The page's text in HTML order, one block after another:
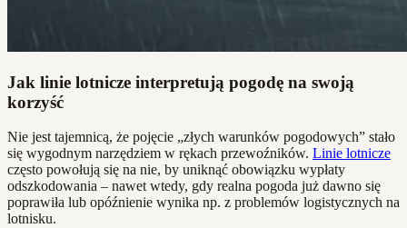
Jak linie lotnicze interpretują pogodę na swoją
korzyść
Nie jest tajemnicą, że pojęcie „złych warunków pogodowych” stało
się wygodnym narzędziem w rękach przewoźników. Linie lotnicze
często powołują się na nie, by uniknąć obowiązku wypłaty
odszkodowania – nawet wtedy, gdy realna pogoda już dawno się
poprawiła lub opóźnienie wynika np. z problemów logistycznych na
lotnisku.